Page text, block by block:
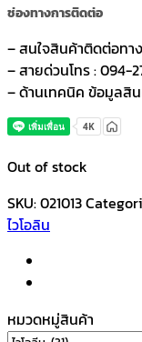
ช่องทางการติดต่อ
– สนใจสินค้าติดต่อทา
– สายด่วนโทร : 094-
– ด้านเทคนิค ข้อมูลสิน
Out of stock
SKU:021013
ไวโอลิน
หมวดหมู่สินค้า